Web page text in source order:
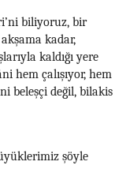
biliyoruz, bir
akşama kadar,
kaldığı yere
hem çalışıyor, hem
beleşçi değil, bilakis
şöyle